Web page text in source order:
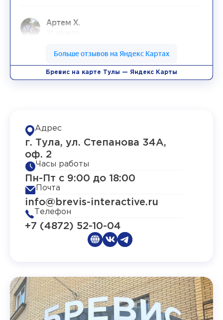
Бревис на карте Тулы — Яндекс Карты
Адрес
г. Тула, ул. Степанова 34А,
оф. 2
Часы работы
Пн-Пт с 9:00 до 18:00
Почта
info@brevis-interactive.ru
Телефон
+7 (4872) 52-10-04